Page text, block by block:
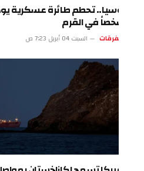
في القرم
السبت 04 أبريل 7:23 ص